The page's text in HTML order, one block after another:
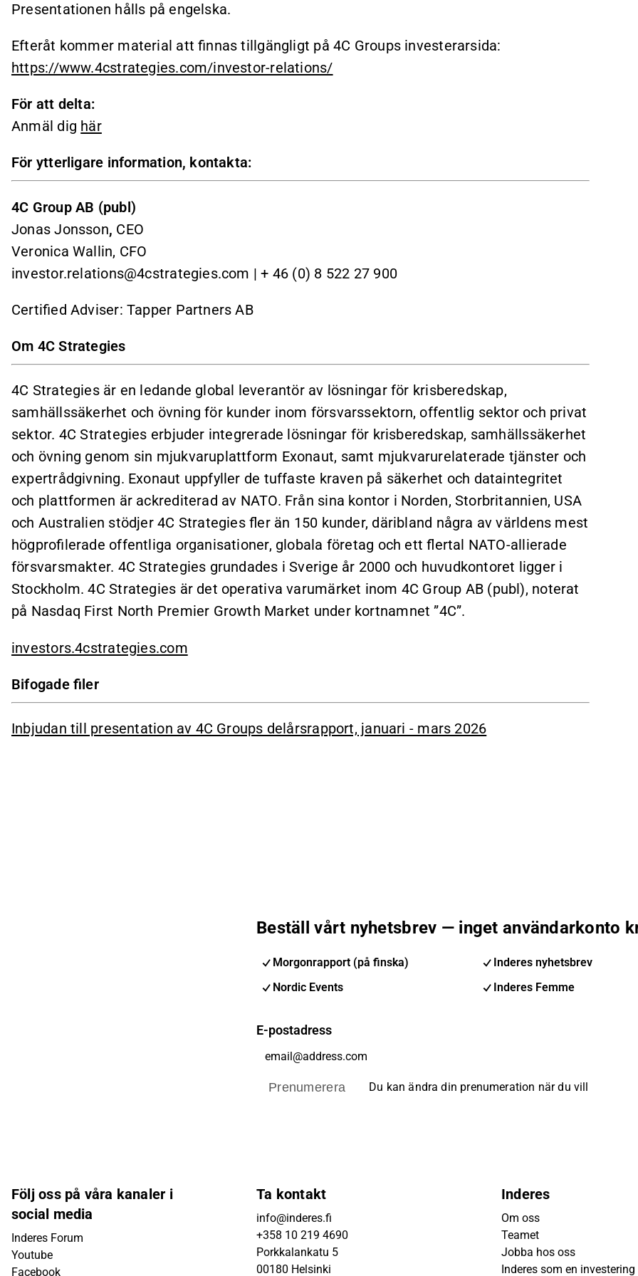
Presentationen hålls på engelska.
Efteråt kommer material att finnas tillgängligt på 4C Groups investerarsida:
https://www.4cstrategies.com/investor-relations/
För att delta:
Anmäl dig här
För ytterligare information, kontakta:
4C Group AB (publ)
Jonas Jonsson, CEO
Veronica Wallin, CFO
investor.relations@4cstrategies.com | + 46 (0) 8 522 27 900
Certified Adviser: Tapper Partners AB
Om 4C Strategies
4C Strategies är en ledande global leverantör av lösningar för krisberedskap,
samhällssäkerhet och övning för kunder inom försvarssektorn, offentlig sektor och privat
sektor. 4C Strategies erbjuder integrerade lösningar för krisberedskap, samhällssäkerhet
och övning genom sin mjukvaruplattform Exonaut, samt mjukvarurelaterade tjänster och
expertrådgivning. Exonaut uppfyller de tuffaste kraven på säkerhet och dataintegritet
och plattformen är ackrediterad av NATO. Från sina kontor i Norden, Storbritannien, USA
och Australien stödjer 4C Strategies fler än 150 kunder, däribland några av världens mest
högprofilerade offentliga organisationer, globala företag och ett flertal NATO-allierade
försvarsmakter. 4C Strategies grundades i Sverige år 2000 och huvudkontoret ligger i
Stockholm. 4C Strategies är det operativa varumärket inom 4C Group AB (publ), noterat
på Nasdaq First North Premier Growth Market under kortnamnet ”4C”.
investors.4cstrategies.com
Bifogade filer
Inbjudan till presentation av 4C Groups delårsrapport, januari - mars 2026
Beställ vårt nyhetsbrev — inget användarkonto
Morgonrapport (på finska)
Inderes nyhetsbrev
Nordic Events
Inderes Femme
E-postadress
Prenumerera Du kan ändra din prenumeration när du vill
Följ oss på våra kanaler i
social media
Inderes Forum
Youtube
Facebook
Ta kontakt
info@inderes.fi
+358 10 219 4690
Porkkalankatu 5
00180 Helsinki
Inderes
Om oss
Teamet
Jobba hos oss
Inderes som en investering